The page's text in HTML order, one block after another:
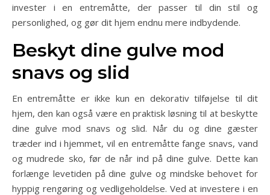
invester i en entremåtte, der passer til din stil og
personlighed, og gør dit hjem endnu mere indbydende.
Beskyt dine gulve mod
snavs og slid
En entremåtte er ikke kun en dekorativ tilføjelse til dit
hjem, den kan også være en praktisk løsning til at beskytte
dine gulve mod snavs og slid. Når du og dine gæster
træder ind i hjemmet, vil en entremåtte fange snavs, vand
og mudrede sko, før de når ind på dine gulve. Dette kan
forlænge levetiden på dine gulve og mindske behovet for
hyppig rengøring og vedligeholdelse. Ved at investere i en